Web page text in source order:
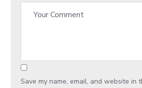
Save my name, email, and website in